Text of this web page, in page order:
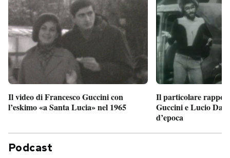
Il video di Francesco Guccini con
l’eskimo «a Santa Lucia» nel 1965
Il particolare
Guccini e Lucio
d’epoca
Podcast